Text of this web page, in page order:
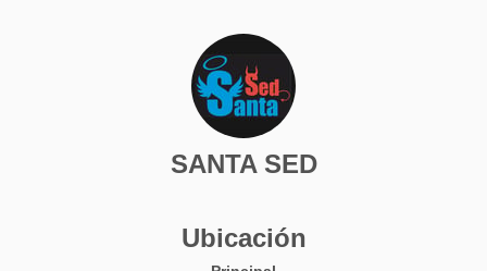
SANTA SED
Ubicación